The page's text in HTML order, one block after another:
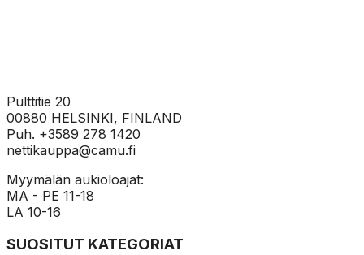
Pulttitie 20
00880 HELSINKI, FINLAND
Puh. +3589 278 1420
nettikauppa@camu.fi
Myymälän aukioloajat:
MA - PE 11-18
LA 10-16
SUOSITUT KATEGORIAT